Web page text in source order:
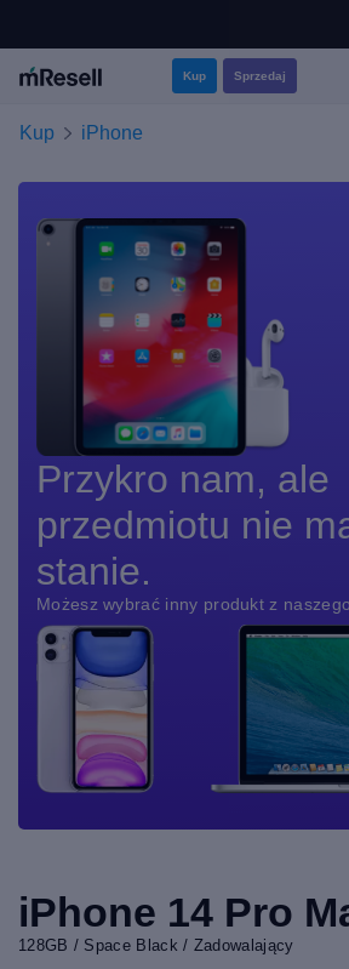
Kup Sprzedaj
Kup iPhone
Przykro nam, ale
przedmiotu nie
stanie.
Możesz wybrać inny produkt z
iPhone 14 Pro
128GB / Space Black / Zadowalający